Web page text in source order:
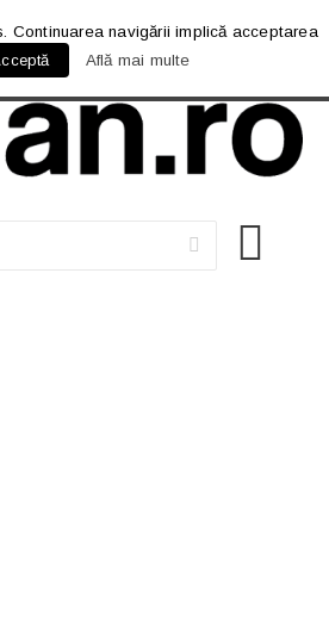
Continuarea navigării implică acceptarea
Află mai multe